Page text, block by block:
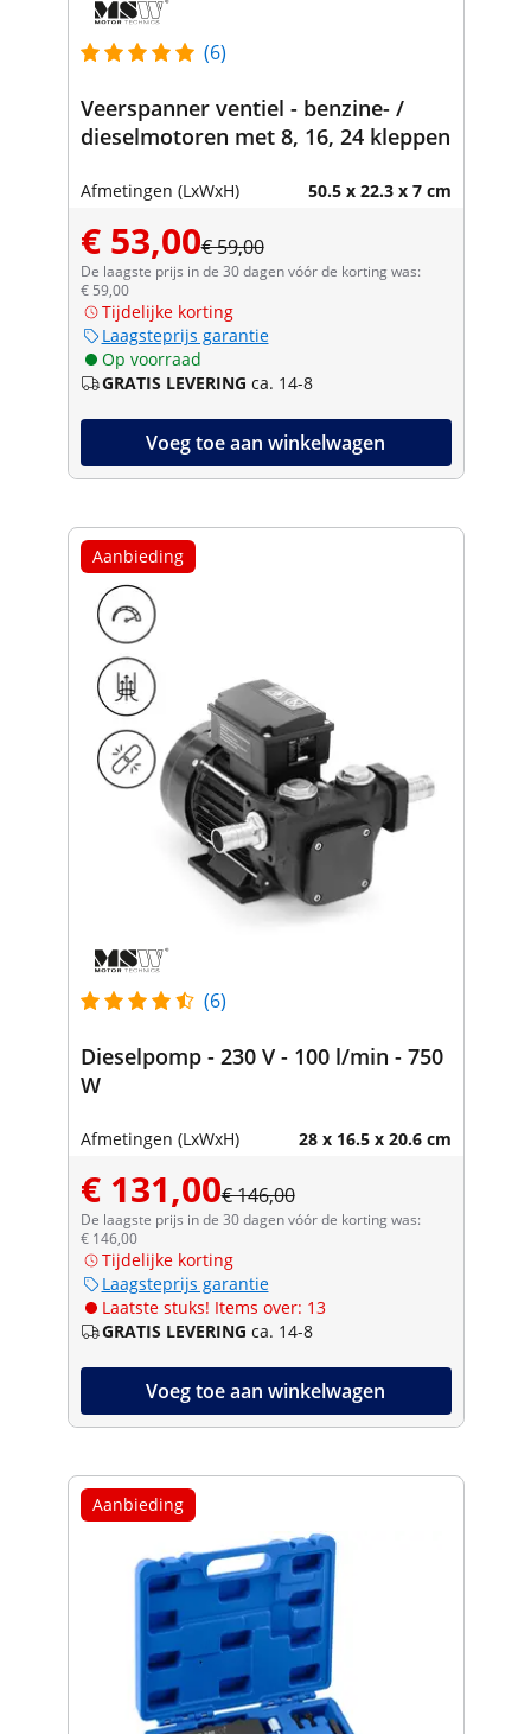
(6)
Veerspanner ventiel - benzine- /
dieselmotoren met 8, 16, 24 kleppen
Afmetingen (LxWxH) 50.5 x 22.3 x 7 cm
€ 53,00€ 59,00
De laagste prijs in de 30 dagen vóór de korting was:
€ 59,00
Tijdelijke korting
Laagsteprijs garantie
Op voorraad
GRATIS LEVERING ca. 14-8
Voeg toe aan winkelwagen
Aanbieding
(6)
Dieselpomp - 230 V - 100 l/min - 750
W
Afmetingen (LxWxH) 28 x 16.5 x 20.6 cm
€ 131,00€ 146,00
De laagste prijs in de 30 dagen vóór de korting was:
€ 146,00
Tijdelijke korting
Laagsteprijs garantie
Laatste stuks! Items over: 13
GRATIS LEVERING ca. 14-8
Voeg toe aan winkelwagen
Aanbieding